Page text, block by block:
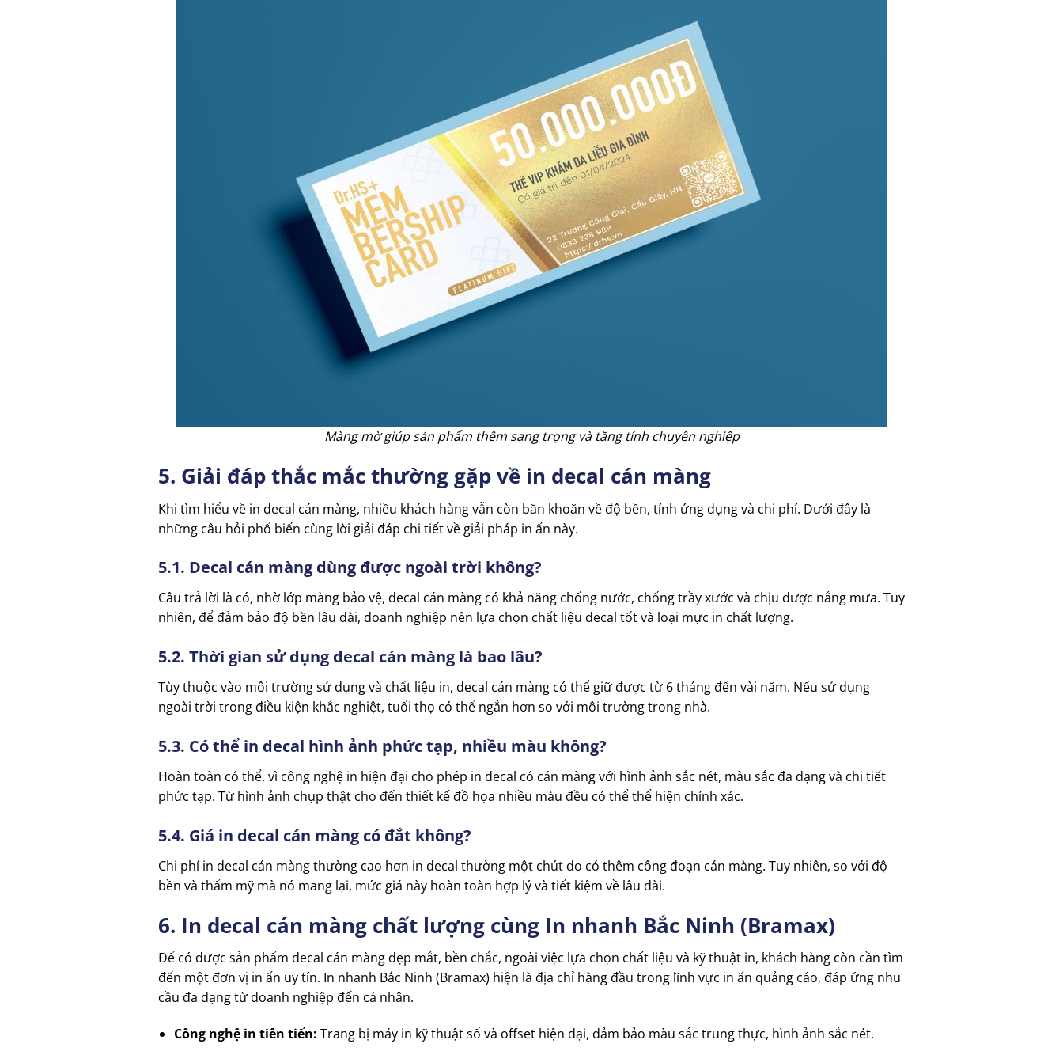
Màng mờ giúp sản phẩm thêm sang trọng và tăng tính chuyên nghiệp
5. Giải đáp thắc mắc thường gặp về in decal cán màng
Khi tìm hiểu về in decal cán màng, nhiều khách hàng vẫn còn băn khoăn về độ bền, tính ứng dụng và chi phí. Dưới đây là
những câu hỏi phổ biến cùng lời giải đáp chi tiết về giải pháp in ấn này.
5.1. Decal cán màng dùng được ngoài trời không?
Câu trả lời là có, nhờ lớp màng bảo vệ, decal cán màng có khả năng chống nước, chống trầy xước và chịu được nắng mưa. Tuy
nhiên, để đảm bảo độ bền lâu dài, doanh nghiệp nên lựa chọn chất liệu decal tốt và loại mực in chất lượng.
5.2. Thời gian sử dụng decal cán màng là bao lâu?
Tùy thuộc vào môi trường sử dụng và chất liệu in, decal cán màng có thể giữ được từ 6 tháng đến vài năm. Nếu sử dụng
ngoài trời trong điều kiện khắc nghiệt, tuổi thọ có thể ngắn hơn so với môi trường trong nhà.
5.3. Có thể in decal hình ảnh phức tạp, nhiều màu không?
Hoàn toàn có thể. vì công nghệ in hiện đại cho phép in decal có cán màng với hình ảnh sắc nét, màu sắc đa dạng và chi tiết
phức tạp. Từ hình ảnh chụp thật cho đến thiết kế đồ họa nhiều màu đều có thể thể hiện chính xác.
5.4. Giá in decal cán màng có đắt không?
Chi phí in decal cán màng thường cao hơn in decal thường một chút do có thêm công đoạn cán màng. Tuy nhiên, so với độ
bền và thẩm mỹ mà nó mang lại, mức giá này hoàn toàn hợp lý và tiết kiệm về lâu dài.
6. In decal cán màng chất lượng cùng In nhanh Bắc Ninh (Bramax)
Để có được sản phẩm decal cán màng đẹp mắt, bền chắc, ngoài việc lựa chọn chất liệu và kỹ thuật in, khách hàng còn cần tìm
đến một đơn vị in ấn uy tín. In nhanh Bắc Ninh (Bramax) hiện là địa chỉ hàng đầu trong lĩnh vực in ấn quảng cáo, đáp ứng nhu
cầu đa dạng từ doanh nghiệp đến cá nhân.
Công nghệ in tiên tiến:Trang bị máy in kỹ thuật số và offset hiện đại, đảm bảo màu sắc trung thực, hình ảnh sắc nét.